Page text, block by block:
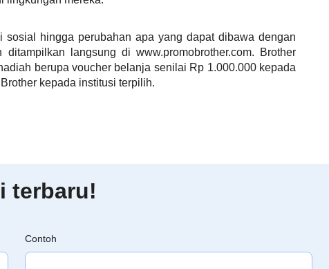
hingga perubahan apa yang dapat dibawa dengan
langsung di www.promobrother.com. Brother
berupa voucher belanja senilai Rp 1.000.000 kepada
kepada institusi terpilih.
terbaru!
Contoh